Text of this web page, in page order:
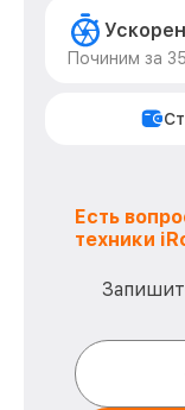
Починим за
Есть
техники